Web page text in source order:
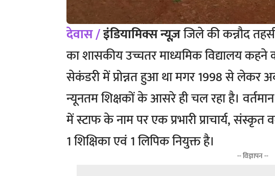
देवास /इंडियामिक्स न्यूज़जिले की कन्नौद
का शासकीय उच्चतर माध्यमिक विद्यालय कहने
सेकंडरी में प्रोन्नत हुआ था मगर 1998 से लेकर अब
न्यूनतम शिक्षकों के आसरे ही चल रहा है।
में स्टाफ के नाम पर एक प्रभारी प्राचार्य,
1 शिक्षिका एवं 1 लिपिक नियुक्त है।
-- विज्ञापन --